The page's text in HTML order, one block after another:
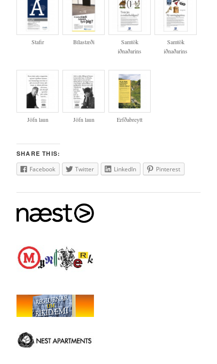
Stafir Bílastæði
Samtök
iðnaðarins
Samtök
iðnaðarins
Jöfn laun Jöfn laun Erfðabreytt
SHARE THIS:
Facebook Twitter LinkedIn Pinterest